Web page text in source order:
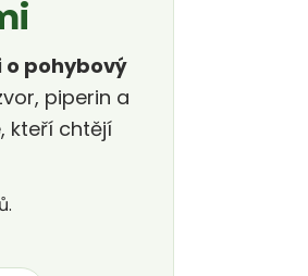
o pohybový
piperin a
kteří chtějí